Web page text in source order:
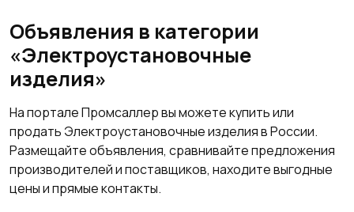
Объявления в категории
«Электроустановочные
изделия»
На портале Промсаллер вы можете купить или
продать Электроустановочные изделия в России.
Размещайте объявления, сравнивайте предложения
производителей и поставщиков, находите выгодные
цены и прямые контакты.